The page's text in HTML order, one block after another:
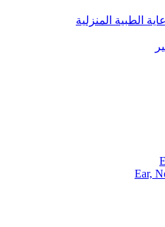
الطبية المنزلية
Ear,